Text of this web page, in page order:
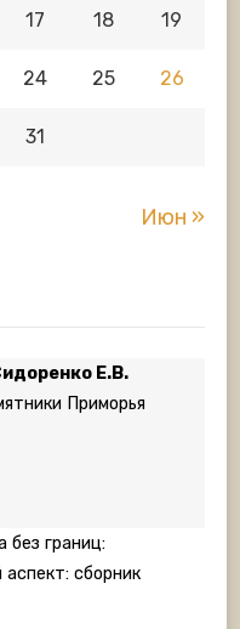
17 18 19
24 25 26
31
Июн »
Е.В.
Приморья
без границ:
аспект: сборник